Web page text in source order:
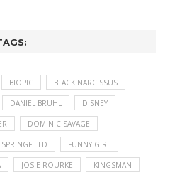
BIOPIC BLACK NARCISSUS
DANIEL BRUHL DISNEY
DOMINIC SAVAGE
SPRINGFIELD FUNNY GIRL
JOSIE ROURKE KINGSMAN